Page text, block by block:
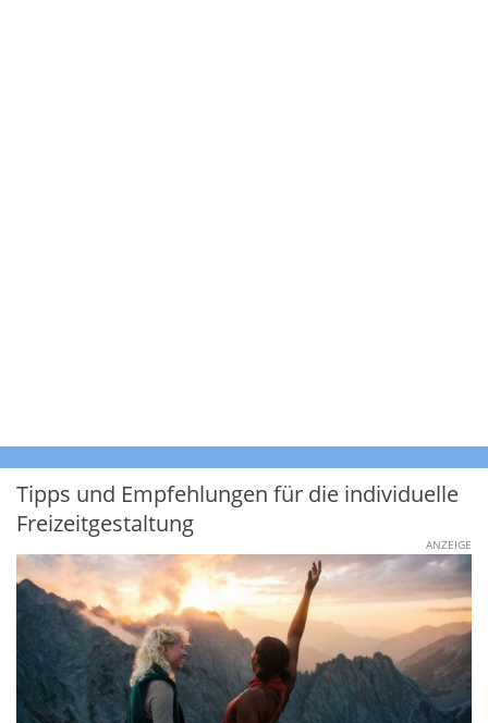
Tipps und Empfehlungen für die individuelle
Freizeitgestaltung
ANZEIGE